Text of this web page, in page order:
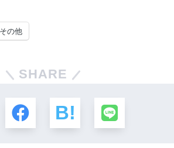
その他
SHARE